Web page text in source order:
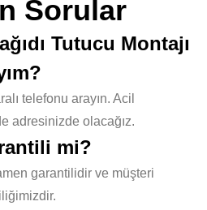
Sorular
Tutucu Montajı
telefonu arayın. Acil
adresinizde olacağız.
mi?
garantilidir ve müşteri